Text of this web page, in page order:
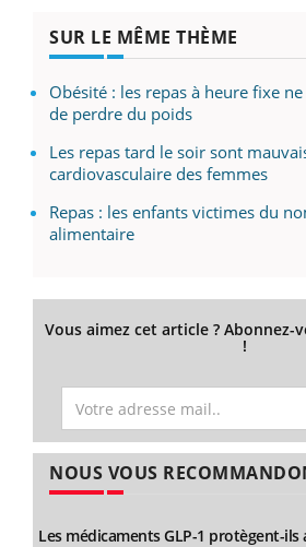
SUR LE MÊME THÈME
Obésité : les repas à heure fixe
de perdre du poids
Les repas tard le soir sont
cardiovasculaire des femmes
Repas : les enfants victimes du
alimentaire
Vous aimez cet article ? Abonnez-
!
NOUS VOUS
Les médicaments GLP-1 protègent-ils